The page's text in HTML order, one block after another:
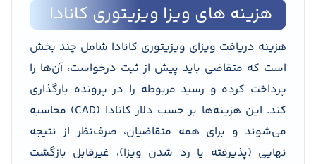
هزینه های ویزا ویزیتوری کانادا
هزینه دریافت ویزای ویزیتوری کانادا شامل چند بخش
است که متقاضی باید پیش از ثبت درخواست، آن‌ها را
پرداخت کرده و رسید مربوطه را در پرونده بارگذاری
کند. این هزینه‌ها بر حسب دلار کانادا (CAD) محاسبه
می‌شوند و برای همه متقاضیان، صرف‌نظر از نتیجه
نهایی (پذیرفته یا رد شدن ویزا)، غیرقابل بازگشت